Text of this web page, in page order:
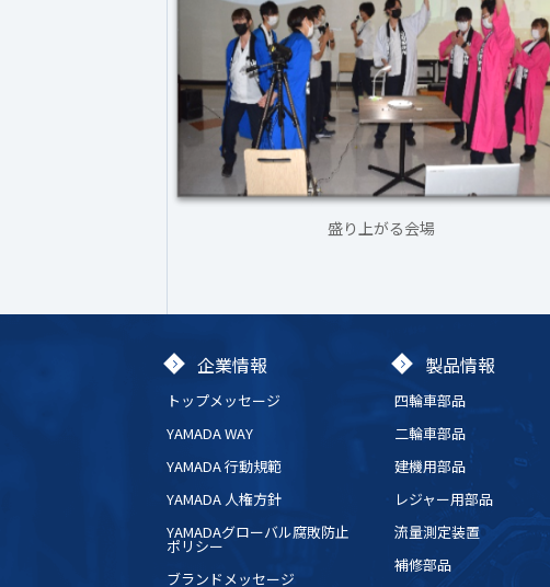
盛り上がる会場
企業情報
トップメッセージ
YAMADA WAY
YAMADA 行動規範
YAMADA 人権方針
YAMADAグローバル腐敗防止
ポリシー
ブランドメッセージ
製品情報
四輪車部品
二輪車部品
建機用部品
レジャー用部品
流量測定装置
補修部品